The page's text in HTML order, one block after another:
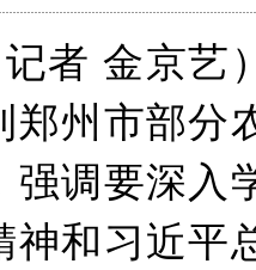
南省主汛期防汛抗旱工作
从根本上改变了中国人
国家科技奖看中原创新跃
分钱”传言背后 河南西
南省党政代表团赴新疆考
习近平出席国家科学技术
业遗存上“长”出文化IP群
南可再生能源装机突破1
个“没想到”刷新港区速度
者 金京艺
郑州市部分
强调要深入
神和习近平